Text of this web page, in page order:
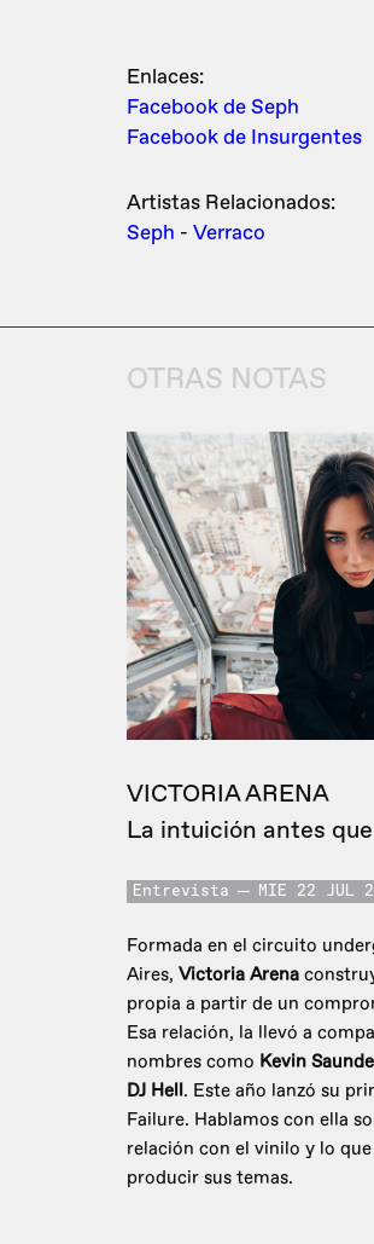
Enlaces:
Facebook de Seph
Facebook de Insurgentes
Artistas Relacionados:
Seph - Verraco
OTRAS NOTAS
VICTORIA ARENA
La intuición antes
Entrevista MIE 22 JUL
Formada en el circuito
Aires, Victoria Arena
propia a partir de un
Esa relación, la llevó a
nombres como Kevin
DJ Hell. Este año lanzó su
Failure. Hablamos con ella
relación con el vinilo y lo
producir sus temas.